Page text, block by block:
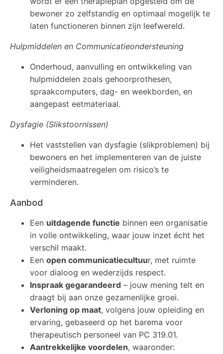
bewoner zo zelfstandig en optimaal mogelijk te
laten functioneren binnen zijn leefwereld.
Hulpmiddelen en Communicatieondersteuning
Onderhoud, aanvulling en ontwikkeling van
hulpmiddelen zoals gehoorprothesen,
spraakcomputers, dag- en weekborden, en
aangepast eetmateriaal.
Dysfagie (Slikstoornissen)
Het vaststellen van dysfagie (slikproblemen) bij
bewoners en het implementeren van de juiste
veiligheidsmaatregelen om risico’s te
verminderen.
Aanbod
Een uitdagende functie binnen een organisatie
in volle ontwikkeling, waar jouw inzet écht het
verschil maakt.
Een open communicatiecultuur, met ruimte
voor dialoog en wederzijds respect.
Inspraak gegarandeerd – jouw mening telt en
draagt bij aan onze gezamenlijke groei.
Verloning op maat, volgens jouw opleiding en
ervaring, gebaseerd op het barema voor
therapeutisch personeel van PC 319.01.
Aantrekkelijke voordelen, waaronder: